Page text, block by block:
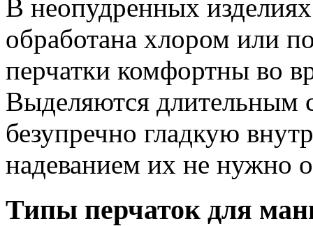
В неопудренных
обработана хлором или
перчатки комфортны во
Выделяются длительным
безупречно гладкую
надеванием их не нужно
Типы перчаток для